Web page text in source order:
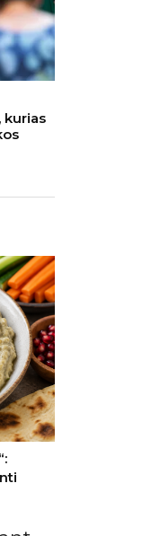
kurias